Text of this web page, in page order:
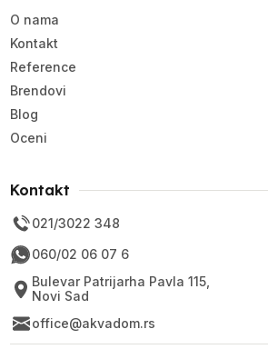
O nama
Kontakt
Reference
Brendovi
Blog
Oceni
Kontakt
021/3022 348
060/02 06 07 6
Bulevar Patrijarha Pavla 115,
Novi Sad
office@akvadom.rs